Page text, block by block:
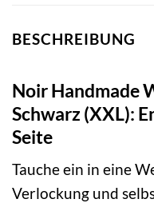
BESCHREIBUNG
Noir Handmade
Schwarz (XXL):
Seite
Tauche ein in eine
Verlockung und